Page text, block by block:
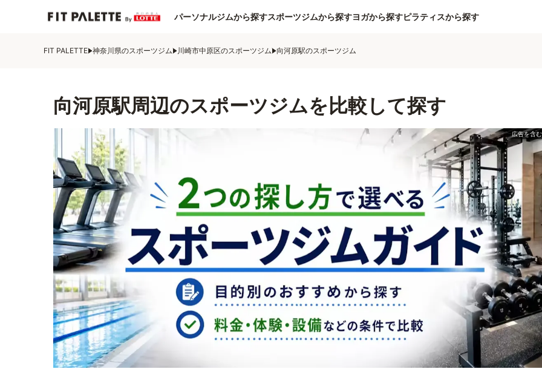
パーソナルジムから探すスポーツジムから探すヨガから探すピラティスから探す
FIT PALETTE 神奈川県のスポーツジム 川崎市中原区のスポーツジム 向河原駅のスポーツジム
向河原駅周辺のスポーツジムを比較して探す